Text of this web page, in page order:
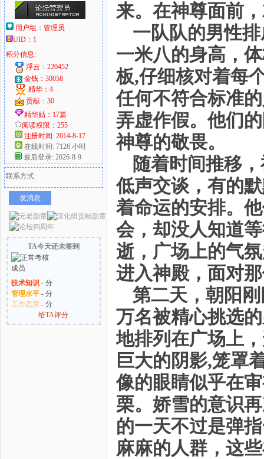
用户组： 管理员
UID： 1
积分信息:
浮云：220452
金钱：30058
精华：4
贡献：30
精华贴：17篇
阅读权限：255
注册时间: 2014-8-17
在线时间: 7126 小时
最后登录: 2026-8-9
联系方式:
发消息
TA今天还未签到
技术知识- 分
管理水平- 分
工作态度- 分
给TA评分
来。在神尊面前
一队队的男性
一米八的身高，
板,仔细核对着每
任何不符合标准
弄虚作假。他们
神尊的敬畏。
随着时间推移
低声交谈，有的
着命运的安排。
会，却没人知道
逝，广场上的气
进入神殿，面对
第二天，朝阳
万名被精心挑选
地排列在广场上
巨大的阴影,笼罩
像的眼睛似乎在
栗。娇雪的意识
的一天不过是弹
麻麻的人群，这